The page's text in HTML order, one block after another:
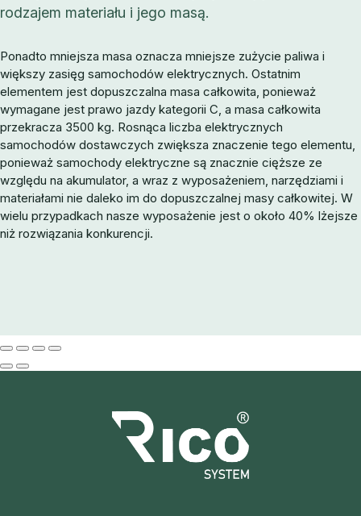
rodzajem materiału i jego masą.
Ponadto mniejsza masa oznacza mniejsze zużycie paliwa i
większy zasięg samochodów elektrycznych. Ostatnim
elementem jest dopuszczalna masa całkowita, ponieważ
wymagane jest prawo jazdy kategorii C, a masa całkowita
przekracza 3500 kg. Rosnąca liczba elektrycznych
samochodów dostawczych zwiększa znaczenie tego elementu,
ponieważ samochody elektryczne są znacznie cięższe ze
względu na akumulator, a wraz z wyposażeniem, narzędziami i
materiałami nie daleko im do dopuszczalnej masy całkowitej. W
wielu przypadkach nasze wyposażenie jest o około 40% lżejsze
niż rozwiązania konkurencji.